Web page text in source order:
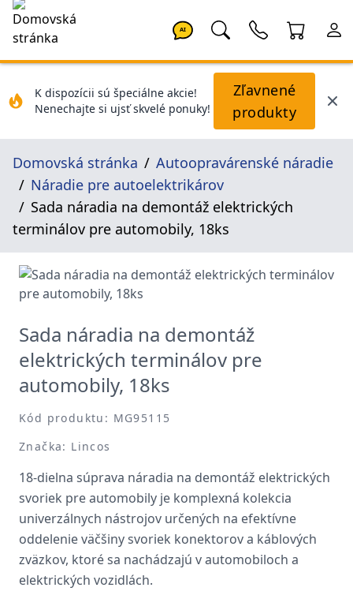
AI
K dispozícii sú špeciálne akcie!
Nenechajte si ujsť skvelé ponuky!
Zľavnené
produkty
Domovská stránka
Autoopravárenské náradie
Náradie pre autoelektrikárov
Sada náradia na demontáž elektrických
terminálov pre automobily, 18ks
Sada náradia na demontáž
elektrických terminálov pre
automobily, 18ks
Kód produktu: MG95115
Značka: Lincos
18-dielna súprava náradia na demontáž elektrických
svoriek pre automobily je komplexná kolekcia
univerzálnych nástrojov určených na efektívne
oddelenie väčšiny svoriek konektorov a káblových
zväzkov, ktoré sa nachádzajú v automobiloch a
elektrických vozidlách.